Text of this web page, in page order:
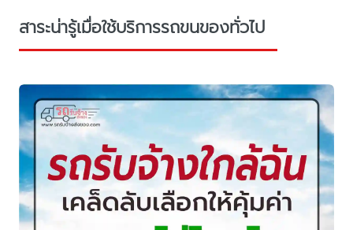
สาระน่ารู้เมื่อใช้บริการรถขนของทั่วไป